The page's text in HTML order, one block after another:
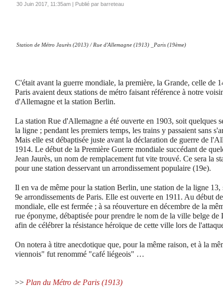
30 Juin 2017, 11:35am | Publié par barreteau
Station de Métro Jaurès (2013) / Rue d'Allemagne (1913) _Paris (19ème)
C'était avant la guerre mondiale, la première, la Grande, celle de
Paris avaient deux stations de métro faisant référence à notre
d'Allemagne et la station Berlin.
La station Rue d'Allemagne a été ouverte en 1903, soit quelques
la ligne ; pendant les premiers temps, les trains y passaient sans
Mais elle est débaptisée juste avant la déclaration de guerre de
1914. Le début de la Première Guerre mondiale succédant de
Jean Jaurès, un nom de remplacement fut vite trouvé. Ce sera la
pour une station desservant un arrondissement populaire (19e).
Il en va de même pour la station Berlin, une station de la ligne 13,
9e arrondissements de Paris. Elle est ouverte en 1911. Au début
mondiale, elle est fermée ; à sa réouverture en décembre de la
rue éponyme, débaptisée pour prendre le nom de la ville belge de
afin de célébrer la résistance héroïque de cette ville lors de
On notera à titre anecdotique que, pour la même raison, et à la
viennois" fut renommé "café liégeois" …
>> Plan du Métro de Paris (1913)